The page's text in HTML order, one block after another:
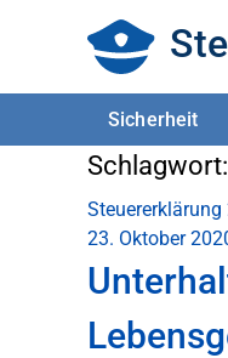
Sicherheit
Schlagwort:
Steuererklärung
23. Oktober